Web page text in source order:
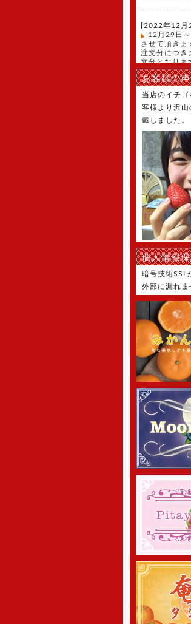
[2022年12月
12月29日
させて頂きま
注文分につき
文分となりま
程、お願い申
[2022年3月
弊社を装っ
るご注意のお
内容はこちら
い。
[2021年12月
12月29日～
て頂きます。
文につきまし
手配となりま
程、お願い申
[2021年7月
7月22日～
て頂きます。
願い申し上げ
[2021年4月
5月1日～5
頂きます。 休
につきまし
配となります
お願い申し
[2020年12月
12月29日
させて頂きま
程、お願い申
[2019年12
12月28日～
させて頂きま
程、お願い申
[2019年8月9
8月10日～
させて頂きま
程、お願い
[2018年12月
12月29日
させて頂きま
程、お願い申
[2018年10月
お客様の声
当店のイチ
客様より沢山
戴しました。
個人情報
暗号技術SSL
外部に漏れま